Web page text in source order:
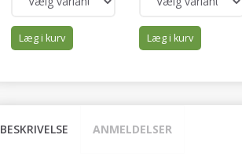
Læg i kurv Læg i kurv
BESKRIVELSE ANMELDELSER